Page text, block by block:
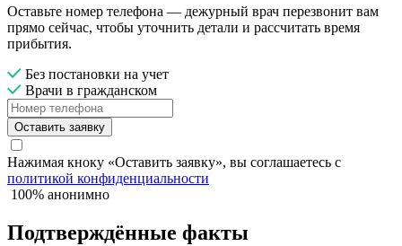
Оставьте номер телефона — дежурный врач перезвонит вам
прямо сейчас, чтобы уточнить детали и рассчитать время
прибытия.
Без постановки на учет
Врачи в гражданском
Оставить заявку
Нажимая кноку «Оставить заявку», вы соглашаетесь с
политикой конфиденциальности
100% анонимно
Подтверждённые факты